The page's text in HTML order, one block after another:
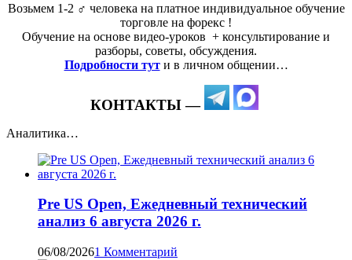
Возьмем 1-2 ‍♂️ человека на платное индивидуальное обучение
торговле на форекс !
Обучение на основе видео-уроков ️ + консультирование и
разборы, советы, обсуждения.
Подробности тут и в личном общении…
КОНТАКТЫ —
Аналитика…
Pre US Open, Ежедневный технический
анализ 6 августа 2026 г.
06/08/20261 Комментарий